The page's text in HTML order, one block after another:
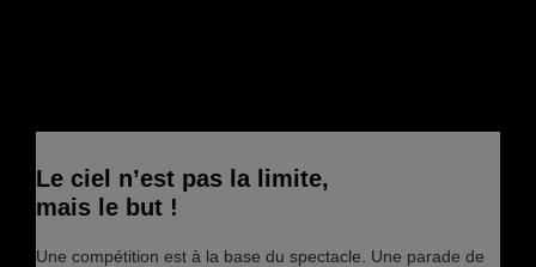
Le ciel n’est pas la limite,
mais le but !
Une compétition est à la base du spectacle. Une parade de